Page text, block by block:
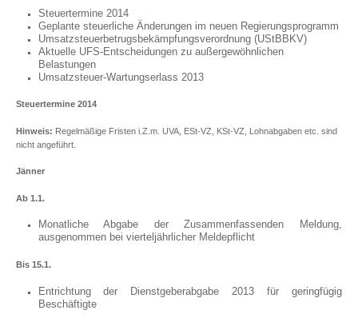
Steuertermine 2014
Geplante steuerliche Änderungen im neuen Regierungsprogramm
Umsatzsteuerbetrugsbekämpfungsverordnung (UStBBKV)
Aktuelle UFS-Entscheidungen zu außergewöhnlichen
Belastungen
Umsatzsteuer-Wartungserlass 2013
Steuertermine 2014
Hinweis: Regelmäßige Fristen i.Z.m. UVA, ESt-VZ, KSt-VZ, Lohnabgaben etc. sind
nicht angeführt.
Jänner
Ab 1.1.
Monatliche Abgabe der Zusammenfassenden Meldung,
ausgenommen bei vierteljährlicher Meldepflicht
Bis 15.1.
Entrichtung der Dienstgeberabgabe 2013 für geringfügig
Beschäftigte